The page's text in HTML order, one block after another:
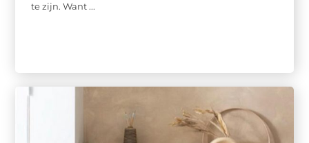
te zijn. Want ...